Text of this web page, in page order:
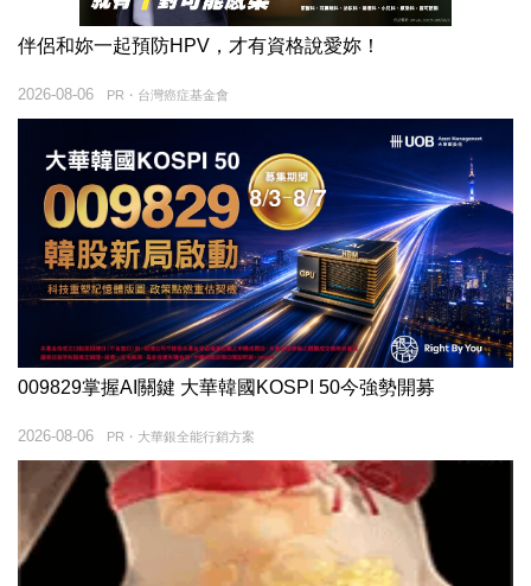
伴侶和妳一起預防HPV，才有資格說愛妳！
PR・台灣癌症基金會
2026-08-06
009829掌握AI關鍵 大華韓國KOSPI 50今強勢開募
PR・大華銀全能行銷方案
2026-08-06